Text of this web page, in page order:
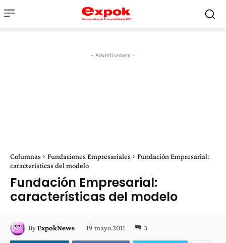
- Advertisement -
Columnas Fundaciones Empresariales
Fundación Empresarial:
características del modelo
Fundación Empresarial:
características del modelo
ByExpokNews 19 mayo 2011 3